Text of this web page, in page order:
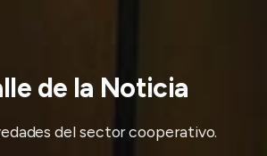
de la Noticia
del sector cooperativo.